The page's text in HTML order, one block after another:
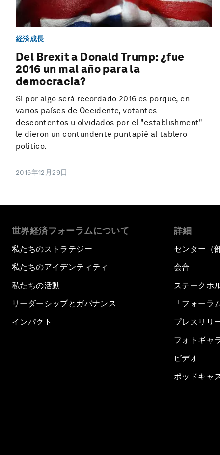
経済成長
Del Brexit a Donald Trump: ¿fue
2016 un mal año para la
democracia?
Si por algo será recordado 2016 es porque, en
varios países de Occidente, votantes
descontentos u olvidados por el "establishment"
le dieron un contundente puntapié al tablero
político.
2016年12月29日
世界経済フォーラムについて
私たちのストラテジー
私たちのアイデンティティ
私たちの活動
リーダーシップとガバナンス
インパクト
詳細
センター（
会合
ステークホ
「フォーラ
プレスリリ
フォトギャ
ビデオ
ポッドキャ